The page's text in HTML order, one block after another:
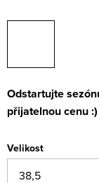
Odstartujte
přijatelnou cenu :)
Velikost